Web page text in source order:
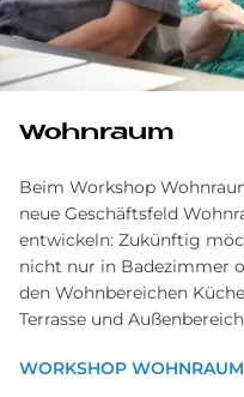
Wohn­raum
Beim Workshop
neue Geschäftsfeld
entwickeln: Zukünftig
nicht nur in Badezimmer
den Wohnbereichen
Terrasse und
WORKSHOP WOHNRAUM